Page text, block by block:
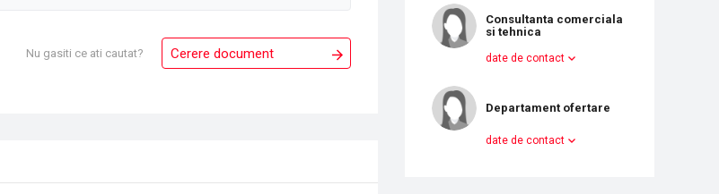
Consultanta comerciala
si tehnica
date de contact
Departament ofertare
date de contact
Nu gasiti ce ati cautat? Cerere document